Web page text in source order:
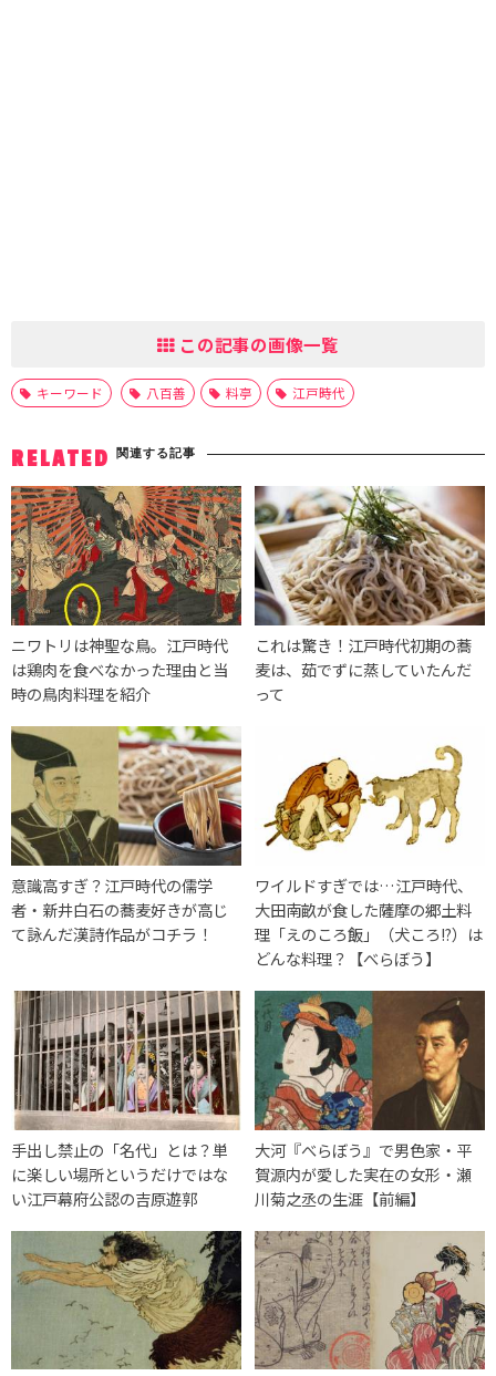
この記事の画像一覧
キーワード 八百善 料亭 江戸時代
RELATED 関連する記事
ニワトリは神聖な鳥。江戸時代
は鶏肉を食べなかった理由と当
時の鳥肉料理を紹介
これは驚き！江戸時代初期の蕎
麦は、茹でずに蒸していたんだ
って
意識高すぎ？江戸時代の儒学
者・新井白石の蕎麦好きが高じ
て詠んだ漢詩作品がコチラ！
ワイルドすぎでは…江戸時代、
大田南畝が食した薩摩の郷土料
理「えのころ飯」（犬ころ!?）は
どんな料理？【べらぼう】
手出し禁止の「名代」とは？単
に楽しい場所というだけではな
い江戸幕府公認の吉原遊郭
大河『べらぼう』で男色家・平
賀源内が愛した実在の女形・瀬
川菊之丞の生涯【前編】